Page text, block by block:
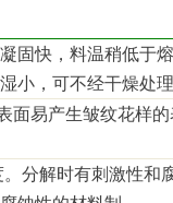
固快，料温稍低于
小，可不经干燥处
面易产生皱纹花样
分解时有刺激性和